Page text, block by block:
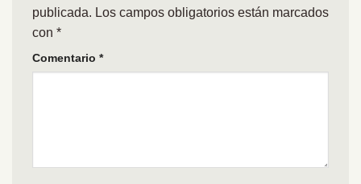
publicada. Los campos obligatorios están marcados
con *
Comentario *